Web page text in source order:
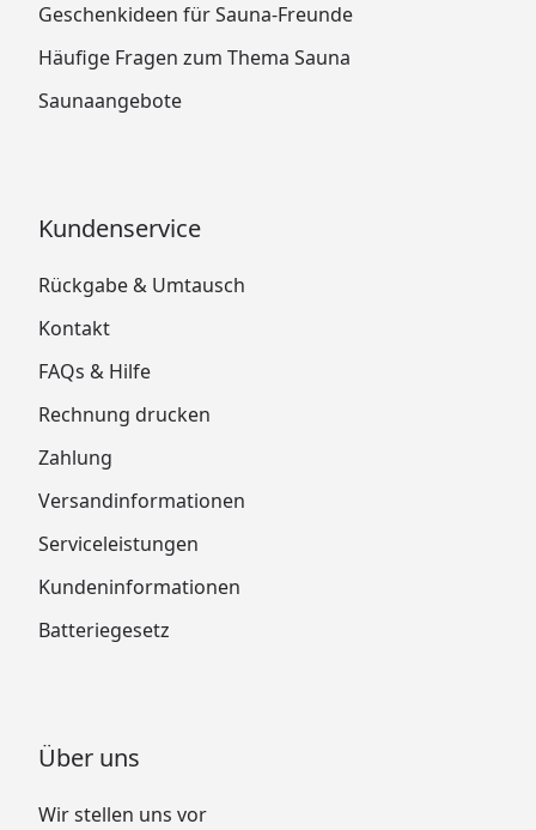
Geschenkideen für Sauna-Freunde
Häufige Fragen zum Thema Sauna
Saunaangebote
Kundenservice
Rückgabe & Umtausch
Kontakt
FAQs & Hilfe
Rechnung drucken
Zahlung
Versandinformationen
Serviceleistungen
Kundeninformationen
Batteriegesetz
Über uns
Wir stellen uns vor